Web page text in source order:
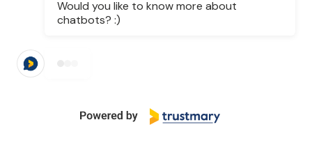
Would you like to know more about
chatbots? :)
7
6
5
4
3
2
1